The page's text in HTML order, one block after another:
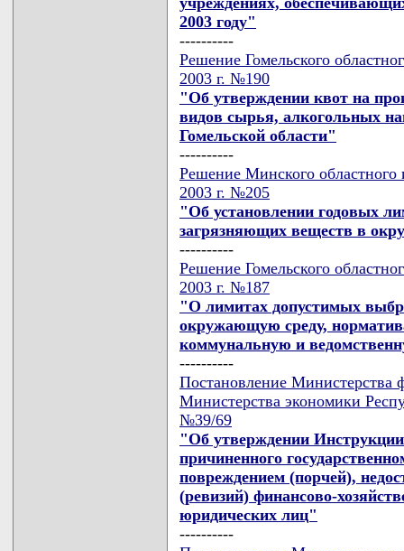
2003 году"
----------
Решение Гомельского
2003 г. №190
"Об утверждении квот на
видов сырья, алкогольных
Гомельской области"
----------
Решение Минского областного
2003 г. №205
"Об установлении годовых
загрязняющих веществ в
----------
Решение Гомельского
2003 г. №187
"О лимитах допустимых
окружающую среду,
коммунальную и
----------
Постановление Министерства
Министерства экономики
№39/69
"Об утверждении
причиненного
повреждением (порчей),
(ревизий) финансово-
юридических лиц"
----------